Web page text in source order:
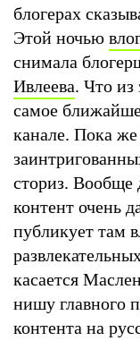
блогерах
Этой ночью
снимала
Ивлеева. Что из
самое
канале. Пока же
сториз. Вообще
контент очень
публикует там
касается
нишу главного
контента на